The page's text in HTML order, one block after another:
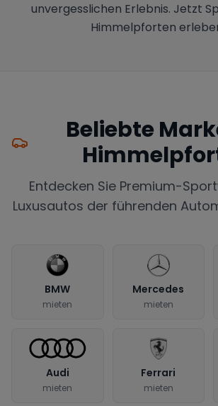
unvergesslichen Erlebnis. Jetzt
Himmelpforten
Beliebte
Entdecken Sie Premium-
Luxusautos der führenden
BMW
mieten
Mercedes
mieten
Audi
mieten
Ferrari
mieten